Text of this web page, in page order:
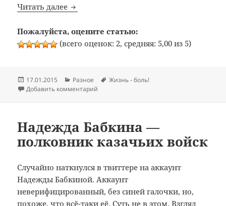
Читать далее Теперь о кинематоргафе… La Distancia
Пожалуйста, оцените статью:
(всего оценок: 2, средняя: 5,00 из 5)
Опубликовано
17.01.2015 Рубрики
Разное Метки
Жизнь - боль!
Добавить комментарий
Надежда Бабкина —
полковник казачьих войск
Случайно наткнулся в твиттере на аккаунт
Надежды Бабкиной. Аккаунт
неверифицированный, без синей галочки, но,
похоже, что всё-таки её. Суть не в этом. Взгляд